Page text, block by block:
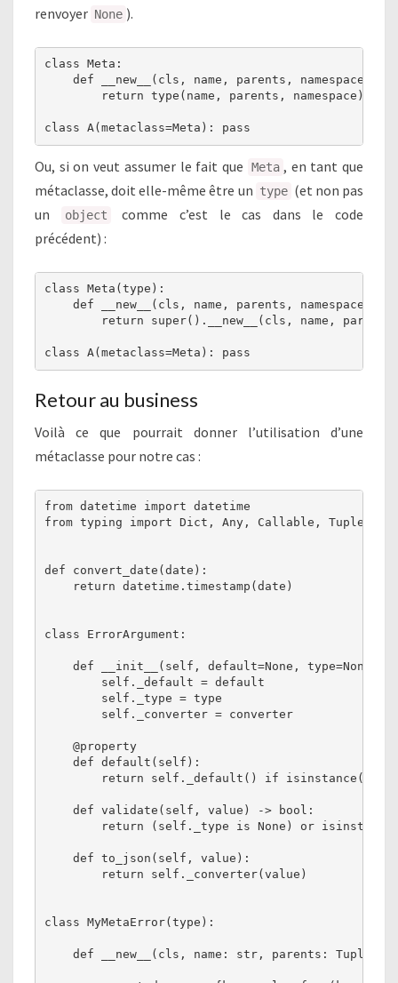
renvoyer None ).
class Meta:
    def __new__(cls, name, parents, namespace):
        return type(name, parents, namespace)
class A(metaclass=Meta): pass
Ou, si on veut assumer le fait que Meta , en tant que
métaclasse, doit elle-même être un type (et non pas
un
object
comme c’est le cas dans le code
précédent) :
class Meta(type):
    def __new__(cls, name, parents, namespace):
return super().__new__(cls, name,
class A(metaclass=Meta): pass
Retour au business
Voilà ce que pourrait donner l’utilisation d’une
métaclasse pour notre cas :
from datetime import datetime
from typing import Dict, Any, Callable, Tuple
def convert_date(date):
    return datetime.timestamp(date)
class ErrorArgument:
def __init__(self, default=None, type=None,
        self._default = default
        self._type = type
        self._converter = converter
    @property
    def default(self):
return self._default() if
    def validate(self, value) -> bool:
return (self._type is None) or
    def to_json(self, value):
        return self._converter(value)
class MyMetaError(type):
def __new__(cls, name: str, parents: Tuple,